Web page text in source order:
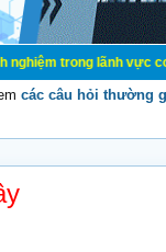
lãnh vực cơ điện,
các câu hỏi thường